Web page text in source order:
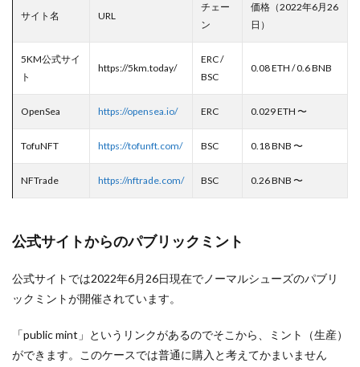
サイト名 URL
チェー
ン
価格（2022年6月26
日）
5KM公式サイ
ト
https://5km.today/
ERC /
BSC
0.08 ETH / 0.6 BNB
OpenSea https://opensea.io/ ERC 0.029 ETH 〜
TofuNFT https://tofunft.com/ BSC 0.18 BNB 〜
NFTrade https://nftrade.com/ BSC 0.26 BNB 〜
公式サイトからのパブリックミント
公式サイトでは2022年6月26日現在でノーマルシューズのパブリ
ックミントが開催されています。
「public mint」というリンクがあるのでそこから、ミント（生産）
ができます。このケースでは普通に購入と考えてかまいません